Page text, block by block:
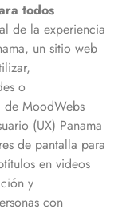
todos
de la experiencia
un sitio web
o
de MoodWebs
(UX) Panama
de pantalla para
en videos
y
con